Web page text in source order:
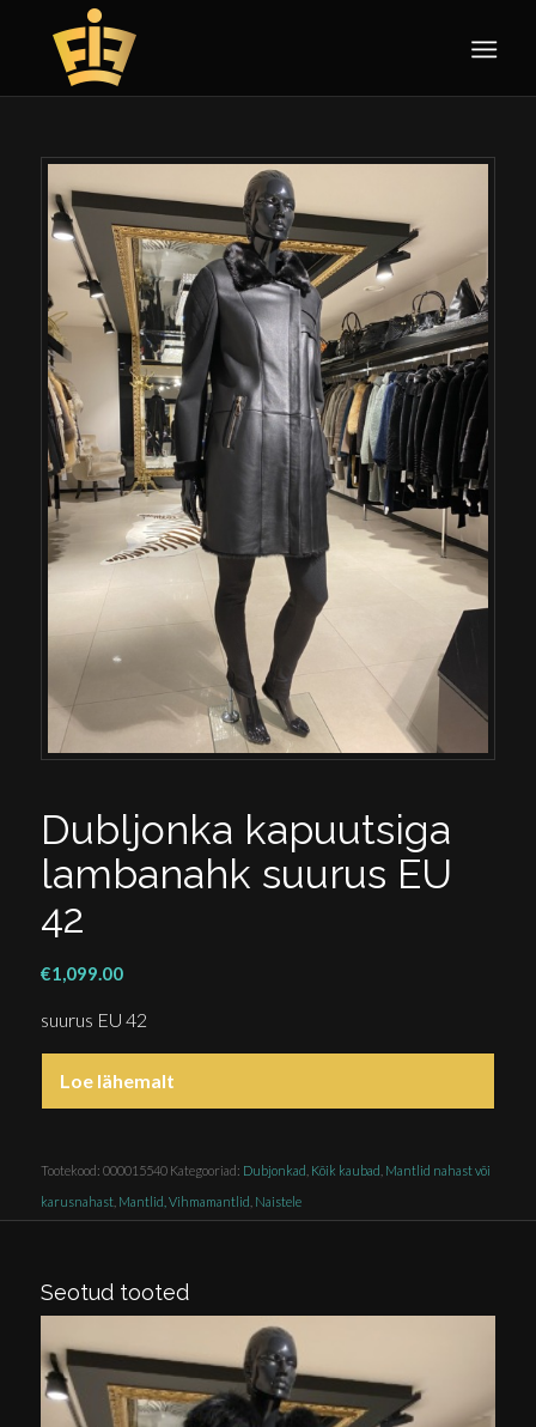
Dubljonka kapuutsiga
lambanahk suurus EU
42
€1,099.00
suurus EU 42
Loe lähemalt
Tootekood: 000015540 Kategooriad: Dubjonkad Kõik kaubad Mantlid nahast või
karusnahast, Mantlid, Vihmamantlid Naistele
Seotud tooted